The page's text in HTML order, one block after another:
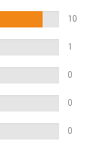
10
1
0
0
0